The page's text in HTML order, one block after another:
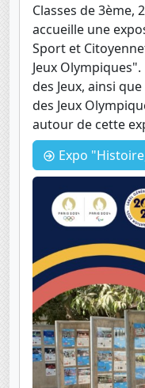
Classes de 3ème,
accueille une
Sport et
Jeux
des Jeux, ainsi
des Jeux
autour de cette
Expo "Histoire, Sport et